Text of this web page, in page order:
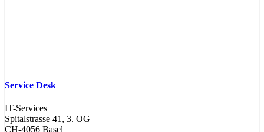
Service Desk
IT-Services
Spitalstrasse 41, 3. OG
CH-4056 Basel